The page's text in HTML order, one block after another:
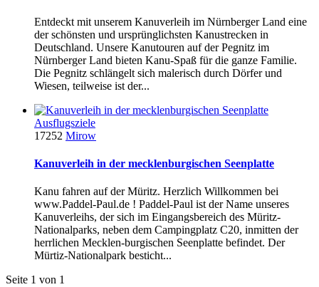
Entdeckt mit unserem Kanuverleih im Nürnberger Land eine
der schönsten und ursprünglichsten Kanustrecken in
Deutschland. Unsere Kanutouren auf der Pegnitz im
Nürnberger Land bieten Kanu-Spaß für die ganze Familie.
Die Pegnitz schlängelt sich malerisch durch Dörfer und
Wiesen, teilweise ist der...
Ausflugsziele
17252 Mirow
Kanuverleih in der mecklenburgischen Seenplatte
Kanu fahren auf der Müritz. Herzlich Willkommen bei
www.Paddel-Paul.de ! Paddel-Paul ist der Name unseres
Kanuverleihs, der sich im Eingangsbereich des Müritz-
Nationalparks, neben dem Campingplatz C20, inmitten der
herrlichen Mecklen-burgischen Seenplatte befindet. Der
Mürtiz-Nationalpark besticht...
Seite 1 von 1